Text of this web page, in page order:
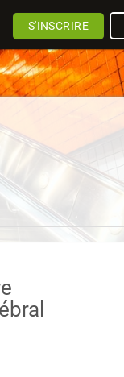
S'INSCRIRE